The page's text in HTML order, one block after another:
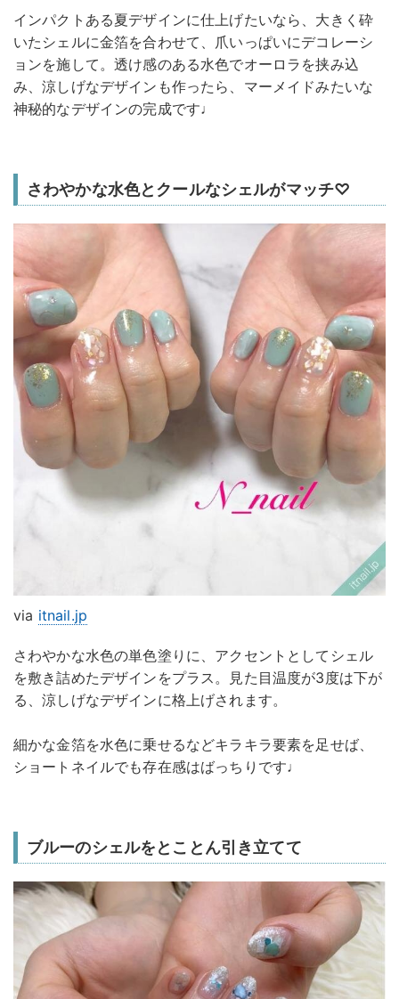
インパクトある夏デザインに仕上げたいなら、大きく砕
いたシェルに金箔を合わせて、爪いっぱいにデコレーシ
ョンを施して。透け感のある水色でオーロラを挟み込
み、涼しげなデザインも作ったら、マーメイドみたいな
神秘的なデザインの完成です♩
さわやかな水色とクールなシェルがマッチ♡
via itnail.jp
さわやかな水色の単色塗りに、アクセントとしてシェル
を敷き詰めたデザインをプラス。見た目温度が3度は下が
る、涼しげなデザインに格上げされます。
細かな金箔を水色に乗せるなどキラキラ要素を足せば、
ショートネイルでも存在感はばっちりです♩
ブルーのシェルをとことん引き立てて